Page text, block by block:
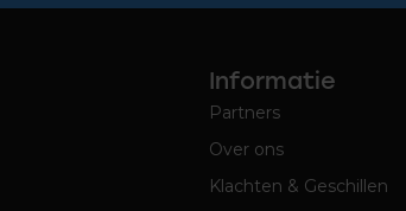
Informatie
Partners
Over ons
Klachten & Geschillen